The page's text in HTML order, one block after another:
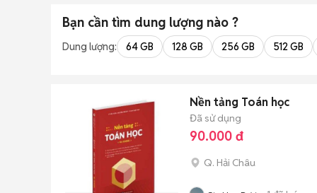
Bạn cần tìm dung lượng nào ?
Dung lượng: 64 GB 128 GB 256 GB 512 GB
Nền tảng Toán học
Đã sử dụng
90.000 đ
Q. Hải Châu